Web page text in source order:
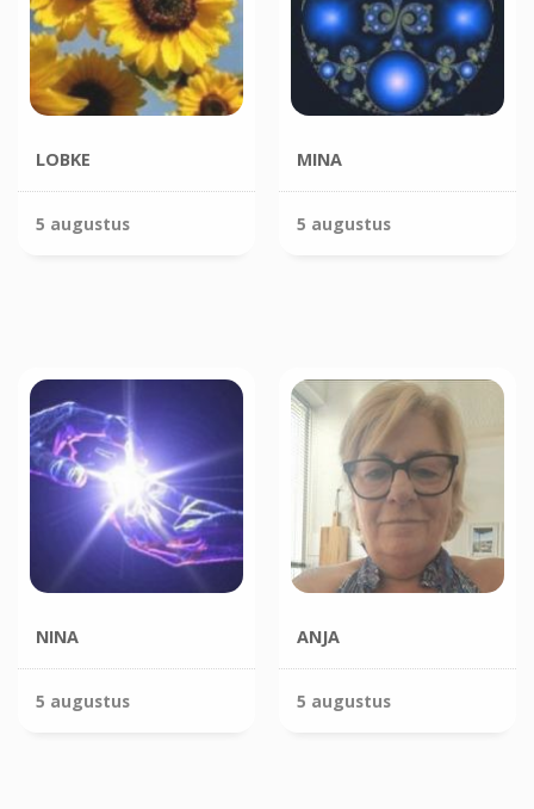
LOBKE
5 augustus
MINA
5 augustus
NINA
5 augustus
ANJA
5 augustus